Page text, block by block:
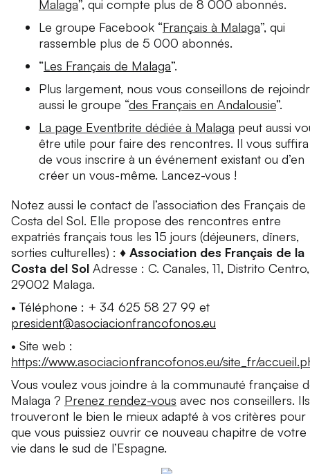
Malaga”, qui compte plus de 8 000 abonnés.
Le groupe Facebook “Français à Malaga”, qui
rassemble plus de 5 000 abonnés.
“Les Français de Malaga”.
Plus largement, nous vous conseillons de
aussi le groupe “des Français en Andalousie”.
La page Eventbrite dédiée à Malaga peut aussi
être utile pour faire des rencontres. Il vous suffira
de vous inscrire à un événement existant ou d’en
créer un vous-même. Lancez-vous !
Notez aussi le contact de l’association des Français de
Costa del Sol. Elle propose des rencontres entre
expatriés français tous les 15 jours (déjeuners, dîners,
sorties culturelles) : ♦ Association des Français de la
Costa del Sol Adresse : C. Canales, 11, Distrito Centro,
29002 Malaga.
• Téléphone : + 34 625 58 27 99 et
president@asociacionfrancofonos.eu
• Site web :
https://www.asociacionfrancofonos.eu/site_fr/
Vous voulez vous joindre à la communauté française
Malaga ? Prenez rendez-vous avec nos conseillers. Ils
trouveront le bien le mieux adapté à vos critères pour
que vous puissiez ouvrir ce nouveau chapitre de votre
vie dans le sud de l’Espagne.